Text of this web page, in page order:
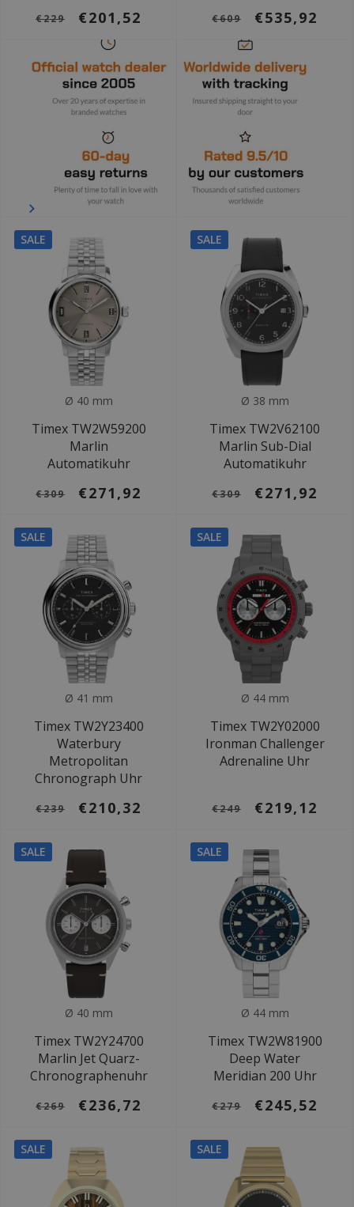
€229 €201,52 €609 €535,92
SALE
Ø 40 mm
Timex TW2W59200
Marlin
Automatikuhr
€309 €271,92
SALE
Ø 38 mm
Timex TW2V62100
Marlin Sub-Dial
Automatikuhr
€309 €271,92
SALE
Ø 41 mm
Timex TW2Y23400
Waterbury
Metropolitan
Chronograph Uhr
€239 €210,32
SALE
Ø 44 mm
Timex TW2Y02000
Ironman Challenger
Adrenaline Uhr
€249 €219,12
SALE
Ø 40 mm
Timex TW2Y24700
Marlin Jet Quarz-
Chronographenuhr
€269 €236,72
SALE
Ø 44 mm
Timex TW2W81900
Deep Water
Meridian 200 Uhr
€279 €245,52
SALE SALE